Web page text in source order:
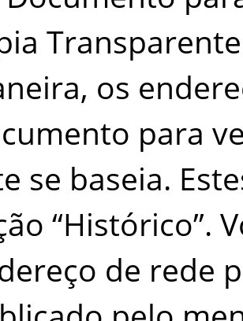
os
para
se baseia.
“Histórico”.
de rede